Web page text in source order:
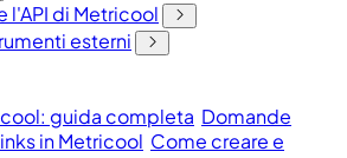
l'API di Metricool
esterni
guida completa Domande
in Metricool Come creare e